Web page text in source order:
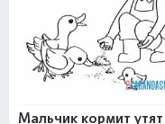
Мальчик кормит утят